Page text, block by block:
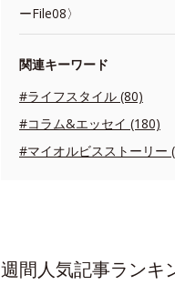
ーFile08〉
関連キーワード
#ライフスタイル (80)
#コラム&エッセイ (180)
#マイオルビスストーリー
週間人気記事ランキ